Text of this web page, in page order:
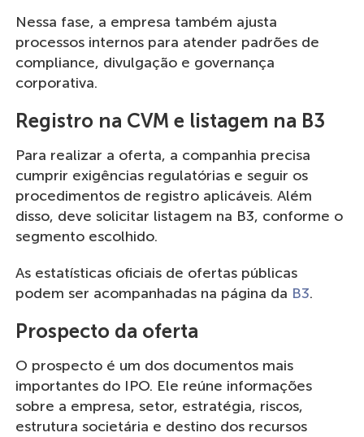
Nessa fase, a empresa também ajusta
processos internos para atender padrões de
compliance, divulgação e governança
corporativa.
Registro na CVM e listagem na B3
Para realizar a oferta, a companhia precisa
cumprir exigências regulatórias e seguir os
procedimentos de registro aplicáveis. Além
disso, deve solicitar listagem na B3, conforme o
segmento escolhido.
As estatísticas oficiais de ofertas públicas
podem ser acompanhadas na página da B3.
Prospecto da oferta
O prospecto é um dos documentos mais
importantes do IPO. Ele reúne informações
sobre a empresa, setor, estratégia, riscos,
estrutura societária e destino dos recursos